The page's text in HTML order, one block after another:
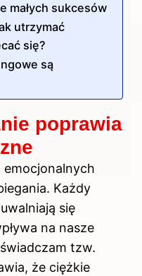
małych sukcesów
utrzymać
się?
są
poprawia
emocjonalnych
Każdy
się
na nasze
tzw.
że ciężkie